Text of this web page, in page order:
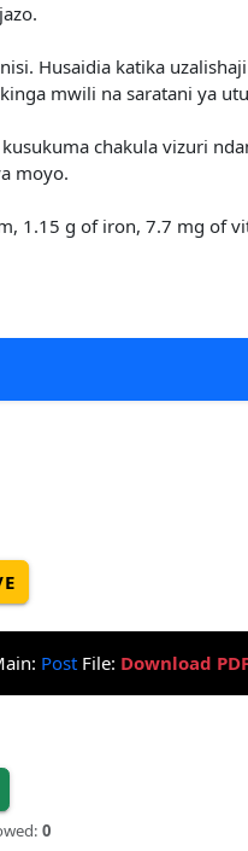
Husaidia katika
mwili na saratani ya
chakula vizuri
moyo.
1.15 g of iron, 7.7 mg of
PostFile: Download
0